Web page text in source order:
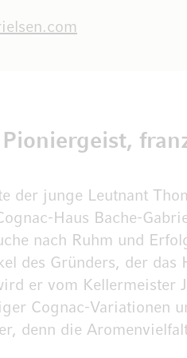
der junge Leutnant
Haus Bache-
nach Ruhm und
des Gründers, der
er vom Kellermeister
Cognac-Variationen
denn die